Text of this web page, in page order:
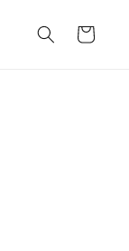
Warenkorb